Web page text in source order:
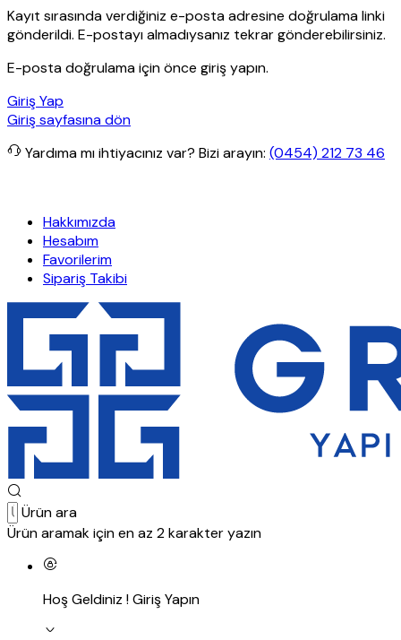
Kayıt sırasında verdiğiniz e-posta adresine doğrulama linki
gönderildi. E-postayı almadıysanız tekrar gönderebilirsiniz.
E-posta doğrulama için önce giriş yapın.
Giriş Yap
Giriş sayfasına dön
Yardıma mı ihtiyacınız var? Bizi arayın: (0454) 212 73 46
Hakkımızda
Hesabım
Favorilerim
Sipariş Takibi
Ürün ara
Ürün aramak için en az 2 karakter yazın
Hoş Geldiniz !Giriş Yapın